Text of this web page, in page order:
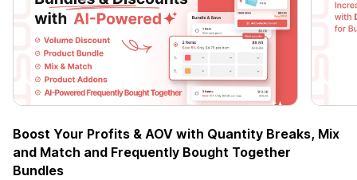
Boost Your Profits & AOV with Quantity Breaks, Mix
and Match and Frequently Bought Together
Bundles